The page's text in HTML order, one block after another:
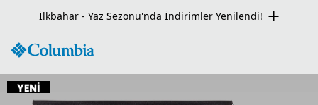
Seçili Ürünlerde Net %50 İndirim Fırsatı!